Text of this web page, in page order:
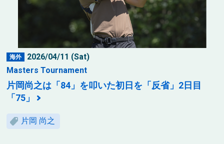
海外
2026/04/11 (Sat)
Masters Tournament
片岡尚之は「84」を叩いた初日を「反省」2日目
「75」
片岡 尚之